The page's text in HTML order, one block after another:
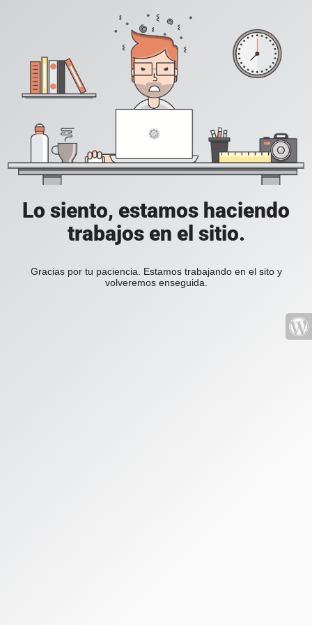
Lo siento, estamos haciendo
trabajos en el sitio.
Gracias por tu paciencia. Estamos trabajando en el sito y
volveremos enseguida.